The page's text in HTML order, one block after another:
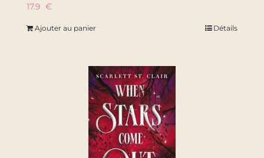
17.9 €
Ajouter au panier Détails